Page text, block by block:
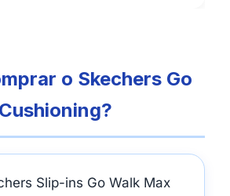
o Skechers Go
Slip-ins Go Walk Max